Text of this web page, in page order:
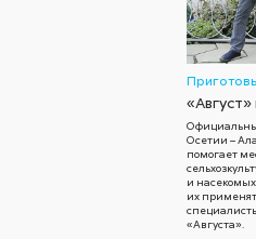
«Август»
Осетии –
помогает
и
их
«Августа».